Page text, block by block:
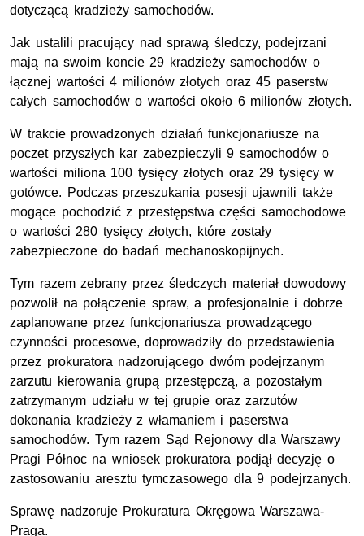
dotyczącą kradzieży samochodów.
Jak ustalili pracujący nad sprawą śledczy, podejrzani
mają na swoim koncie 29 kradzieży samochodów o
łącznej wartości 4 milionów złotych oraz 45 paserstw
całych samochodów o wartości około 6 milionów złotych.
W trakcie prowadzonych działań funkcjonariusze na
poczet przyszłych kar zabezpieczyli 9 samochodów o
wartości miliona 100 tysięcy złotych oraz 29 tysięcy w
gotówce. Podczas przeszukania posesji ujawnili także
mogące pochodzić z przestępstwa części samochodowe
o wartości 280 tysięcy złotych, które zostały
zabezpieczone do badań mechanoskopijnych.
Tym razem zebrany przez śledczych materiał dowodowy
pozwolił na połączenie spraw, a profesjonalnie i dobrze
zaplanowane przez funkcjonariusza prowadzącego
czynności procesowe, doprowadziły do przedstawienia
przez prokuratora nadzorującego dwóm podejrzanym
zarzutu kierowania grupą przestępczą, a pozostałym
zatrzymanym udziału w tej grupie oraz zarzutów
dokonania kradzieży z włamaniem i paserstwa
samochodów. Tym razem Sąd Rejonowy dla Warszawy
Pragi Północ na wniosek prokuratora podjął decyzję o
zastosowaniu aresztu tymczasowego dla 9 podejrzanych.
Sprawę nadzoruje Prokuratura Okręgowa Warszawa-
Praga.